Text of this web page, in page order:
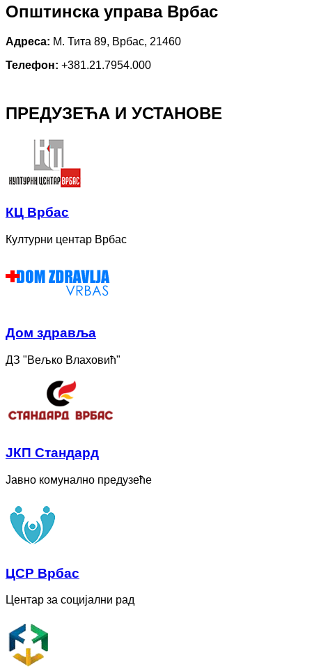
Општинска управа Врбас
Адреса: М. Тита 89, Врбас, 21460
Телефон: +381.21.7954.000
ПРЕДУЗЕЋА И УСТАНОВЕ
КЦ Врбас
Културни центар Врбас
Дом здравља
ДЗ "Вељко Влаховић"
ЈКП Стандард
Јавно комунално предузеће
ЦСР Врбас
Центар за социјални рад